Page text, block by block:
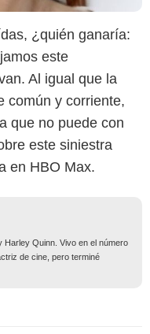
¿quién ganaría:
este
Al igual que la
común y corriente,
que no puede con
este siniestra
en HBO Max.
Harley Quinn. Vivo en el número
de cine, pero terminé